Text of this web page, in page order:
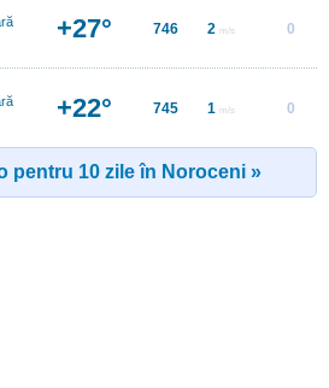
+27° 746 2 m/s 0
+22° 745 1 m/s 0
pentru 10 zile în Noroceni »